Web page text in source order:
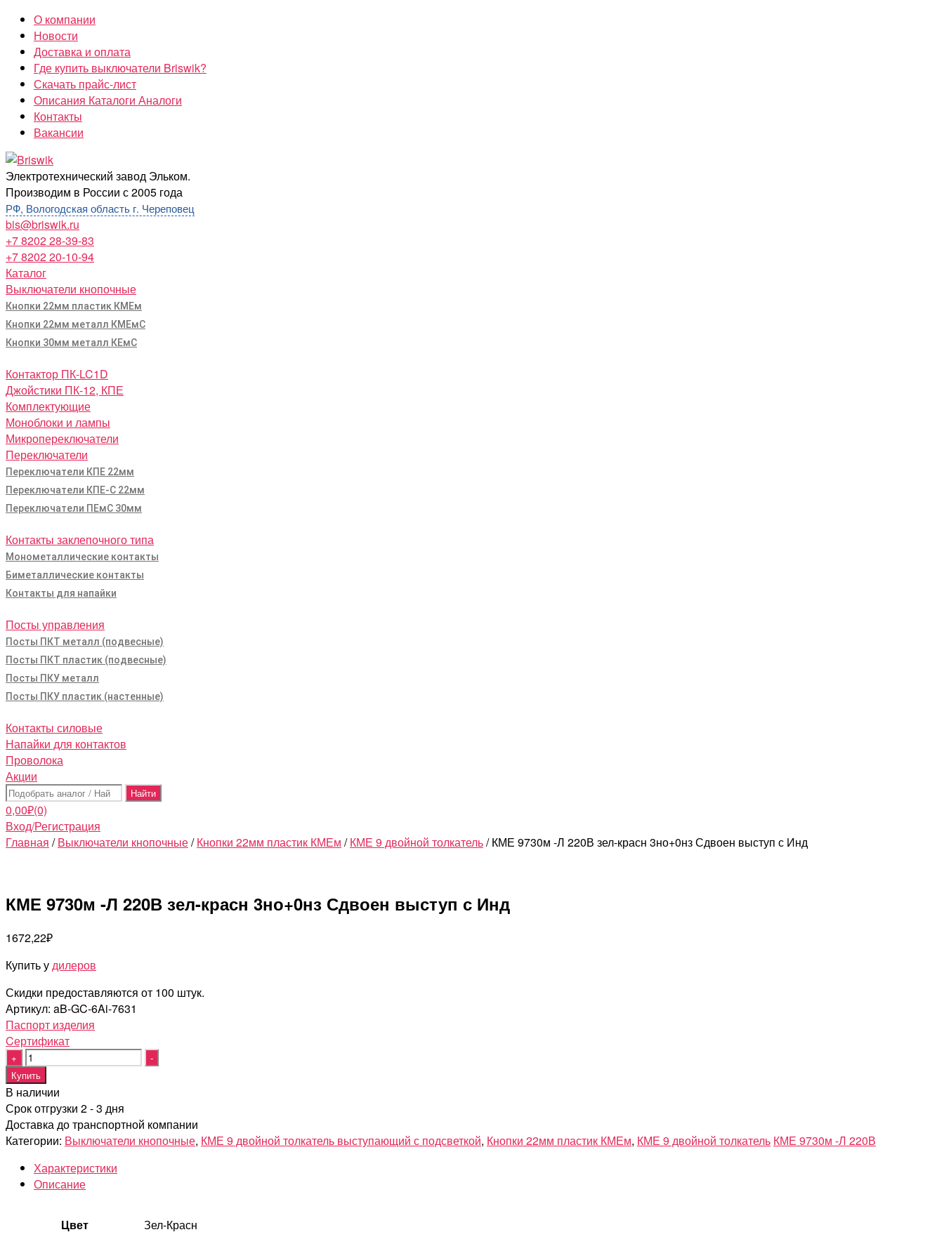
Перейти
содержимому
О компании
Новости
Доставка и оплата
Где купить выключатели Briswik?
Скачать прайс-лист
Описания Каталоги Аналоги
Контакты
Вакансии
Briswik
Электротехнический завод Эльком.
Производим в России с 2005 года
РФ, Вологодская область г. Череповец
bis@briswik.ru
+7 8202 28-39-83
+7 8202 20-10-94
Каталог
Выключатели кнопочные
Кнопки 22мм пластик КМЕм
Кнопки 22мм металл КМЕмС
Кнопки 30мм металл КЕмС
Контактор ПК-LC1D
Джойстики ПК-12, КПЕ
Комплектующие
Моноблоки и лампы
Микропереключатели
Переключатели
Переключатели КПЕ 22мм
Переключатели КПЕ-С 22мм
Переключатели ПЕмС 30мм
Контакты заклепочного типа
Монометаллические контакты
Биметаллические контакты
Контакты для напайки
Посты управления
Посты ПКТ металл (подвесные)
Посты ПКТ пластик (подвесные)
Посты ПКУ металл
Посты ПКУ пластик (настенные)
Контакты силовые
Напайки для контактов
Проволока
Акции
Поиск:
0,00₽(0)
Вход/Регистрация
Главная /Выключатели кнопочные/Кнопки 22мм пластик КМЕм /КМЕ 9 двойной толкатель/ КМЕ 9730м -Л 220В зел-красн 3но+0нз Сдвоен выступ с Инд
КМЕ 9730м -Л 220В зел-красн 3но+0нз Сдвоен выступ с Инд
1672,22₽
Купить удилеров
Скидки предоставляются от 100 штук.
Артикул: aB-GC-6Ai-7631
Паспорт изделия
Cертификат
Quantity
Купить
В наличии
Срок отгрузки 2 - 3 дня
Доставка до транспортной компании
Категории: Выключатели кнопочные, КМЕ 9 двойной толкатель выступающий с подсветкой, Кнопки 22мм пластик КМЕм, КМЕ 9 двойной толкатель КМЕ 9730м -Л 220В
Характеристики
Описание
Цвет Зел-Красн